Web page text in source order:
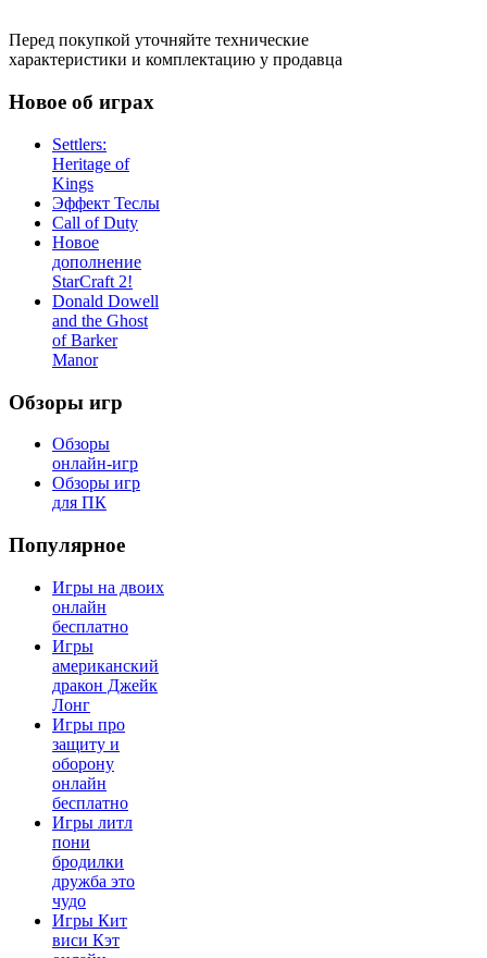
Перед покупкой уточняйте технические
характеристики и комплектацию у продавца
Новое об играх
Settlers:
Heritage of
Kings
Эффект Теслы
Call of Duty
Новое
дополнение
StarCraft 2!
Donald Dowell
and the Ghost
of Barker
Manor
Обзоры игр
Обзоры
онлайн-игр
Обзоры игр
для ПК
Популярное
Игры на двоих
онлайн
бесплатно
Игры
американский
дракон Джейк
Лонг
Игры про
защиту и
оборону
онлайн
бесплатно
Игры литл
пони
бродилки
дружба это
чудо
Игры Кит
виси Кэт